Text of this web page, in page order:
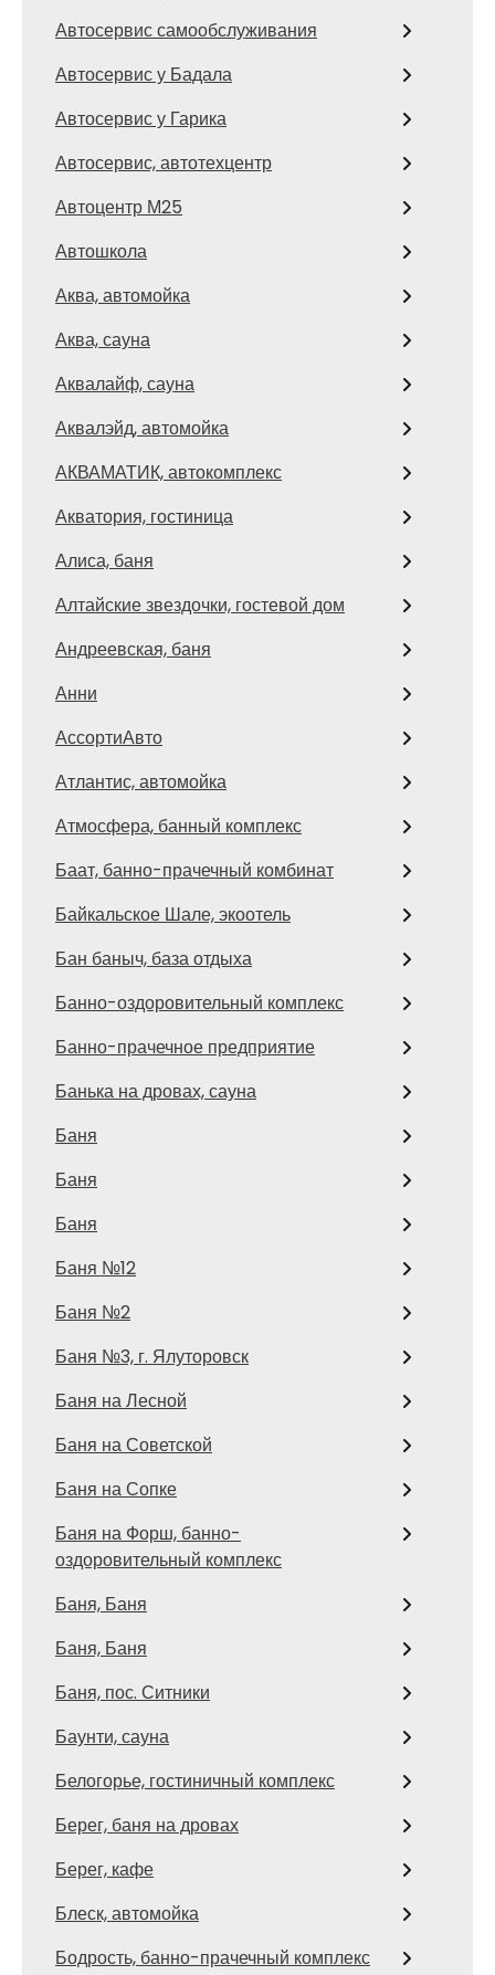
Автосервис самообслуживания
Автосервис у Бадала
Автосервис у Гарика
Автосервис, автотехцентр
Автоцентр М25
Автошкола
Аква, автомойка
Аква, сауна
Аквалайф, сауна
Аквалэйд, автомойка
АКВАМАТИК, автокомплекс
Акватория, гостиница
Алиса, баня
Алтайские звездочки, гостевой дом
Андреевская, баня
Анни
АссортиАвто
Атлантис, автомойка
Атмосфера, банный комплекс
Баат, банно-прачечный комбинат
Байкальское Шале, экоотель
Бан баныч, база отдыха
Банно-оздоровительный комплекс
Банно-прачечное предприятие
Банька на дровах, сауна
Баня
Баня
Баня
Баня №12
Баня №2
Баня №3, г. Ялуторовск
Баня на Лесной
Баня на Советской
Баня на Сопке
Баня на Форш, банно-
оздоровительный комплекс
Баня, Баня
Баня, Баня
Баня, пос. Ситники
Баунти, сауна
Белогорье, гостиничный комплекс
Берег, баня на дровах
Берег, кафе
Блеск, автомойка
Бодрость, банно-прачечный комплекс